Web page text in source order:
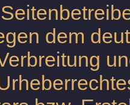
dem